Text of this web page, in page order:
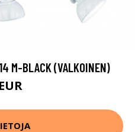
M-BLACK (VALKOINEN)